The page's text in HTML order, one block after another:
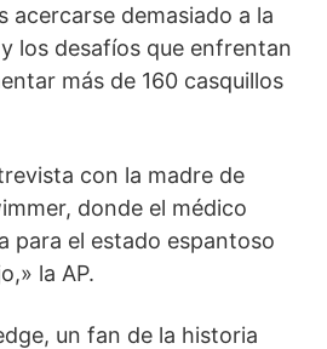
acercarse demasiado a la
los desafíos que enfrentan
más de 160 casquillos
con la madre de
donde el médico
para el estado espantoso
la AP.
un fan de la historia